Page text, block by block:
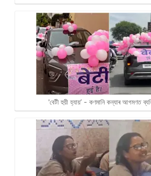
'বেটী হুয়ী হ্যায়’ - কণমানি কন্যাৰ আগমণত